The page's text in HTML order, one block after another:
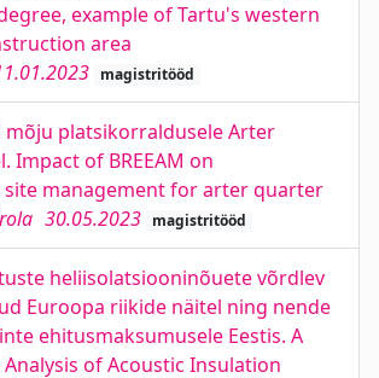
example of Tartu's western
area
magistritööd
i mõju platsikorraldusele Arter
Impact of BREEAM on
management for arter quarter
30.05.2023 magistritööd
heliisolatsiooninõuete võrdlev
Euroopa riikide näitel ning nende
ehitusmaksumusele Eestis. A
of Acoustic Insulation